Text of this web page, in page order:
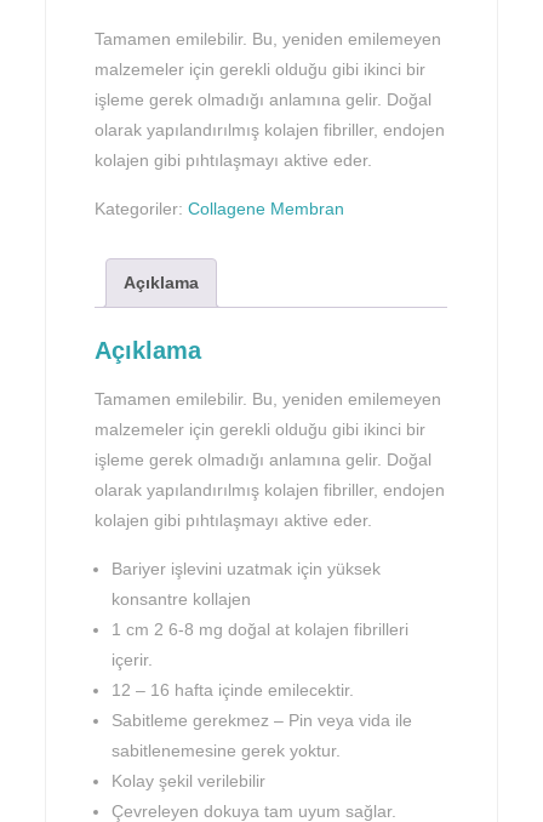
Tamamen emilebilir. Bu, yeniden emilemeyen
malzemeler için gerekli olduğu gibi ikinci bir
işleme gerek olmadığı anlamına gelir. Doğal
olarak yapılandırılmış kolajen fibriller, endojen
kolajen gibi pıhtılaşmayı aktive eder.
Kategoriler:Collagene Membran
Açıklama
Açıklama
Tamamen emilebilir. Bu, yeniden emilemeyen
malzemeler için gerekli olduğu gibi ikinci bir
işleme gerek olmadığı anlamına gelir. Doğal
olarak yapılandırılmış kolajen fibriller, endojen
kolajen gibi pıhtılaşmayı aktive eder.
Bariyer işlevini uzatmak için yüksek
konsantre kollajen
1 cm 2 6-8 mg doğal at kolajen fibrilleri
içerir.
12 – 16 hafta içinde emilecektir.
Sabitleme gerekmez – Pin veya vida ile
sabitlenemesine gerek yoktur.
Kolay şekil verilebilir
Çevreleyen dokuya tam uyum sağlar.